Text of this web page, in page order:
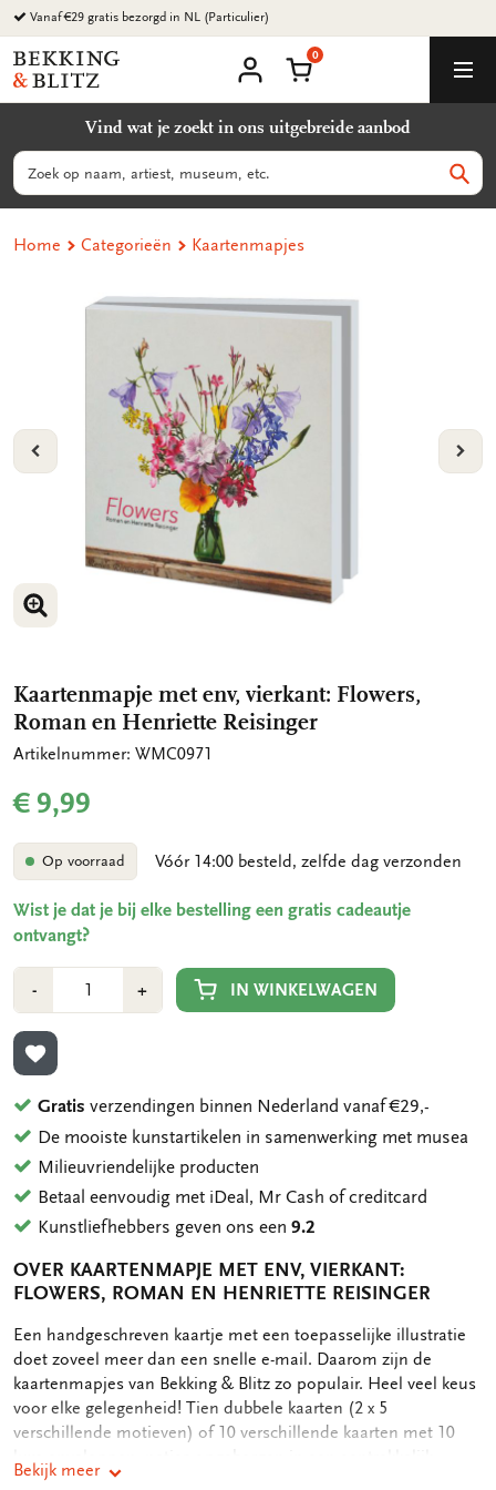
Ga
naar
content
Bekking
&
B.V.
account
Winkelmand
0
Vind wat je zoekt in ons uitgebreide aanbod
Zoeken
Home Categorieën Kaartenmapjes
VORIGE
VERGROOT AFBEELDING
VERGROOT AFBEELDING
Kaartenmapje met env, vierkant: Flowers,
Roman en Henriette Reisinger
Artikelnummer: WMC0971
€ 9,99
Op voorraad Vóór 14:00 besteld, zelfde dag verzonden
Wist je dat je bij elke bestelling een gratis cadeautje
ontvangt?
-Min
1
+Plus
1
IN WINKELWAGEN
TOEVOEGEN AAN VERLANGLIJST
Gratis verzendingen binnen Nederland vanaf €29,-
De mooiste kunstartikelen in samenwerking met musea
Milieuvriendelijke producten
Betaal eenvoudig met iDeal, Mr Cash of creditcard
Kunstliefhebbers geven ons een9.2
OVER KAARTENMAPJE MET ENV, VIERKANT:
FLOWERS, ROMAN EN HENRIETTE REISINGER
OMSCHRIJVING
Een handgeschreven kaartje met een toepasselijke illustratie
doet zoveel meer dan een snelle e-mail. Daarom zijn de
kaartenmapjes van Bekking & Blitz zo populair. Heel veel keus
voor elke gelegenheid! Tien dubbele kaarten (2 x 5
verschillende motieven) of 10 verschillende kaarten met 10
kaartenmapje. Op de achterkant van het mapje staan de
Bekijk meer